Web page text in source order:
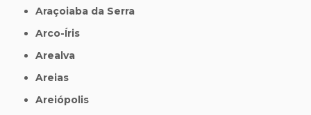
Araçoiaba da Serra
Arco-Íris
Arealva
Areias
Areiópolis